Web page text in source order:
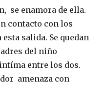
se enamora de ella.
contacto con los
salida. Se quedan
del niño
entre los dos.
amenaza con